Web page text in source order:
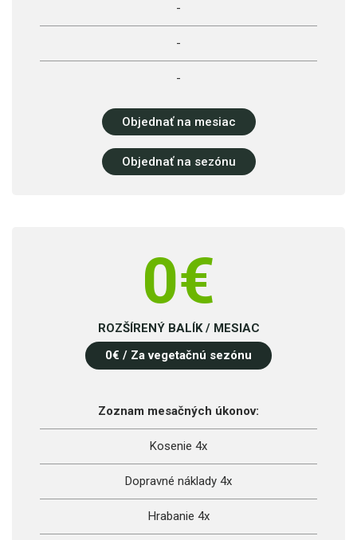
-
-
-
Objednať na mesiac
Objednať na sezónu
0€
ROZŠÍRENÝ BALÍK / MESIAC
0€ / Za vegetačnú sezónu
Zoznam mesačných úkonov:
Kosenie 4x
Dopravné náklady 4x
Hrabanie 4x